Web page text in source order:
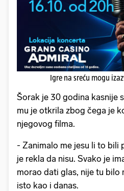
Igre na sreću mogu
Šorak je 30 godina kasnije
mu je otkrila zbog čega je
njegovog filma.
- Zanimalo me jesu li to bili
je rekla da nisu. Svako je
morao dati glas, nije tu bilo
isto kao i danas.